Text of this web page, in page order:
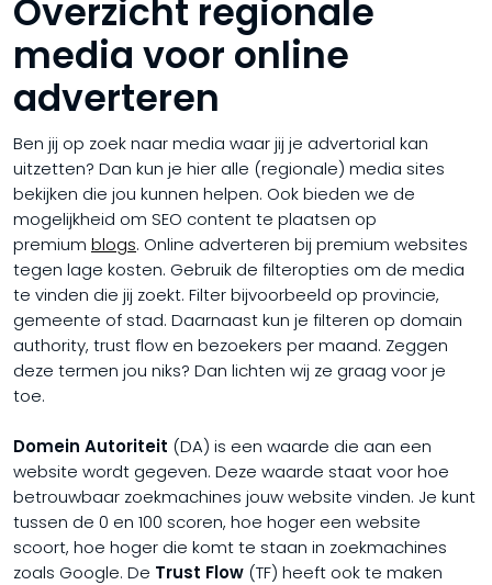
Overzicht regionale
media voor online
adverteren
Ben jij op zoek naar media waar jij je advertorial kan
uitzetten? Dan kun je hier alle (regionale) media sites
bekijken die jou kunnen helpen. Ook bieden we de
mogelijkheid om SEO content te plaatsen op
premium blogs. Online adverteren bij premium websites
tegen lage kosten. Gebruik de filteropties om de media
te vinden die jij zoekt. Filter bijvoorbeeld op provincie,
gemeente of stad. Daarnaast kun je filteren op domain
authority, trust flow en bezoekers per maand. Zeggen
deze termen jou niks? Dan lichten wij ze graag voor je
toe.
Domein Autoriteit (DA) is een waarde die aan een
website wordt gegeven. Deze waarde staat voor hoe
betrouwbaar zoekmachines jouw website vinden. Je kunt
tussen de 0 en 100 scoren, hoe hoger een website
scoort, hoe hoger die komt te staan in zoekmachines
zoals Google. De Trust Flow (TF) heeft ook te maken